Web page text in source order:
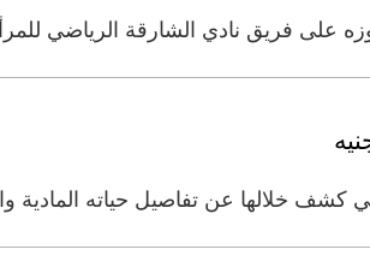
فريق نادي الشارقة الرياضي للمرأة
كشف خلالها عن تفاصيل حياته المادية